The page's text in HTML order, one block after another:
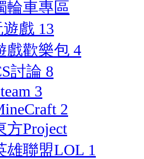
輪車專區
遊戲 13
戲歡樂包 4
討論 8
3
2
方Project
雄聯盟LOL 1